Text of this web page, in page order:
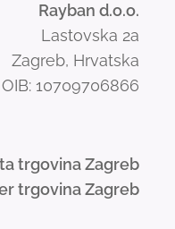
Rayban d.o.o.
Lastovska 2a
Zagreb, Hrvatska
OIB: 10709706866
trgovina Zagreb
trgovina Zagreb